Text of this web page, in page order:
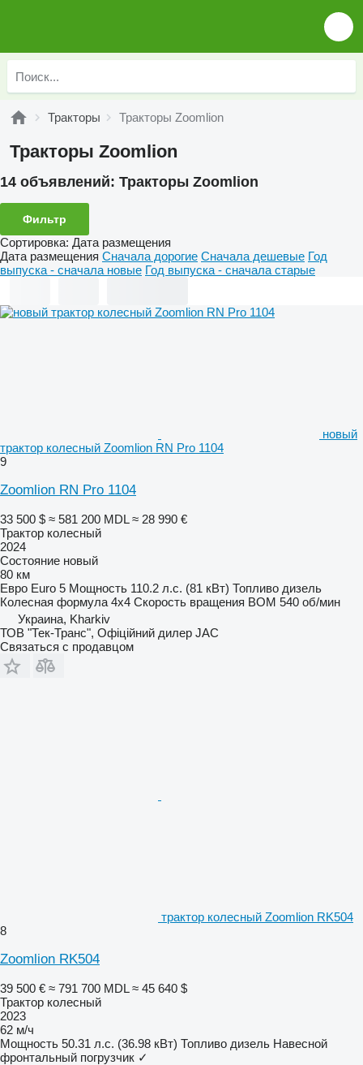
Тракторы Тракторы Zoomlion
Тракторы Zoomlion
14 объявлений: Тракторы Zoomlion
Фильтр
Сортировка: Дата размещения
Дата размещения Сначала дорогие Сначала дешевые Год
выпуска - сначала новые Год выпуска - сначала старые
новый
трактор колесный Zoomlion RN Pro 1104
9
Zoomlion RN Pro 1104
33 500 $ ≈ 581 200 MDL ≈ 28 990 €
Трактор колесный
2024
Состояние новый
80 км
Евро Euro 5 Мощность 110.2 л.с. (81 кВт) Топливо дизель
Колесная формула 4x4 Скорость вращения ВОМ 540 об/мин
Украина, Kharkiv
ТОВ "Тек-Транс", Офіційний дилер JAC
Связаться с продавцом
трактор колесный Zoomlion RK504
8
Zoomlion RK504
39 500 € ≈ 791 700 MDL ≈ 45 640 $
Трактор колесный
2023
62 м/ч
Мощность 50.31 л.с. (36.98 кВт) Топливо дизель Навесной
фронтальный погрузчик ✓